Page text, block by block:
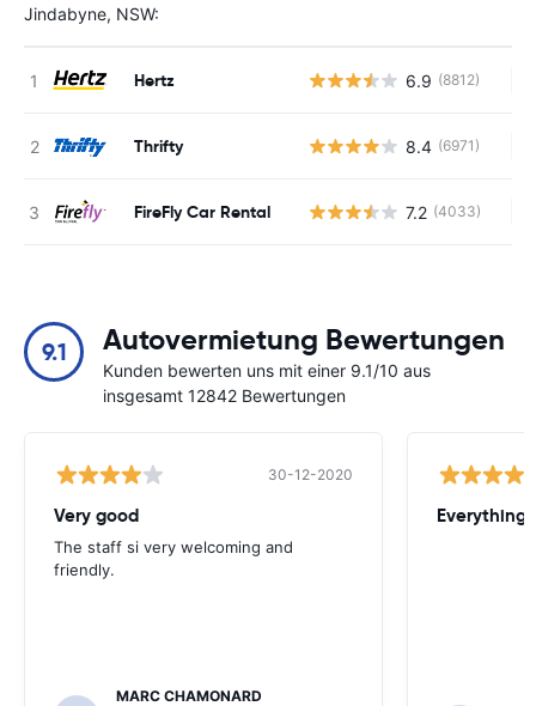
Jindabyne, NSW:
Hertz 6.9 (8812)
Thrifty 8.4 (6971)
FireFly Car Rental 7.2 (4033)
9.1 Autovermietung Bewertungen
Kunden bewerten uns mit einer 9.1/10 aus
insgesamt 12842 Bewertungen
30-12-2020
Very good
The staff si very welcoming and
friendly.
MARC CHAMONARD
Everything